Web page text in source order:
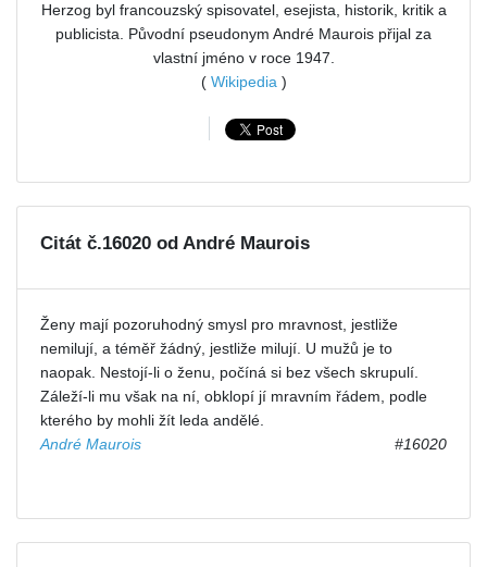
Herzog byl francouzský spisovatel, esejista, historik, kritik a
publicista. Původní pseudonym André Maurois přijal za
vlastní jméno v roce 1947.
( Wikipedia)
Citát č.16020 od André Maurois
Ženy mají pozoruhodný smysl pro mravnost, jestliže
nemilují, a téměř žádný, jestliže milují. U mužů je to
naopak. Nestojí-li o ženu, počíná si bez všech skrupulí.
Záleží-li mu však na ní, obklopí jí mravním řádem, podle
kterého by mohli žít leda andělé.
André Maurois
#16020